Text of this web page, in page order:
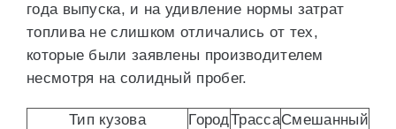
года выпуска, и на удивление нормы затрат
топлива не слишком отличались от тех,
которые были заявлены производителем
несмотря на солидный пробег.
Тип кузова ГородТрассаСмешанный